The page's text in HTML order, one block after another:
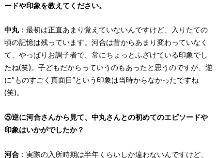
ードや印象を教えてください。
中丸：最初は正直あまり覚えていないんですけど、入りたての
頃の記憶は残っています。河合は昔からあまり変わっていなく
て、やっぱりお調子者で、常にちょっとふざけている印象でし
たね(笑)。子どもだからっていうのもあったと思うのですが、逆
に“ものすごく真面目”という印象は当時からなかったですね
(笑)。
⑤逆に河合さんから見て、中丸さんとの初めてのエピソードや
印象はいかがでしたか？
河合：実際の入所時期は半年くらいしか違わないんですけど、